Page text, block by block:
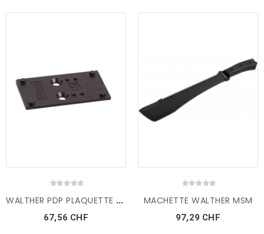
W
ALTHER PDP PLAQUETTE MOS A...
67,56 CHF
MACHETTE WALTHER MSM
97,29 CHF